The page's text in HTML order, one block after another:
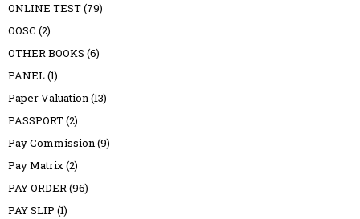
ONLINE TEST(79)
OOSC (2)
OTHER BOOKS (6)
PANEL(1)
Paper Valuation(13)
PASSPORT(2)
Pay Commission(9)
Pay Matrix(2)
PAY ORDER(96)
PAY SLIP (1)